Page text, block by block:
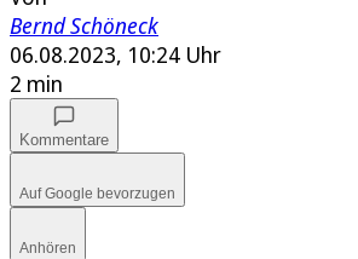
Bernd Schöneck
06.08.2023, 10:24 Uhr
2 min
Kommentare
Auf Google bevorzugen
Anhören